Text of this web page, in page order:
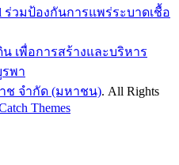
ร่วมป้องกันการแพร่ระบาดเชื้อ
เพื่อการสร้างและบริหาร
พา
ช จำกัด (มหาชน). All Rights
Themes